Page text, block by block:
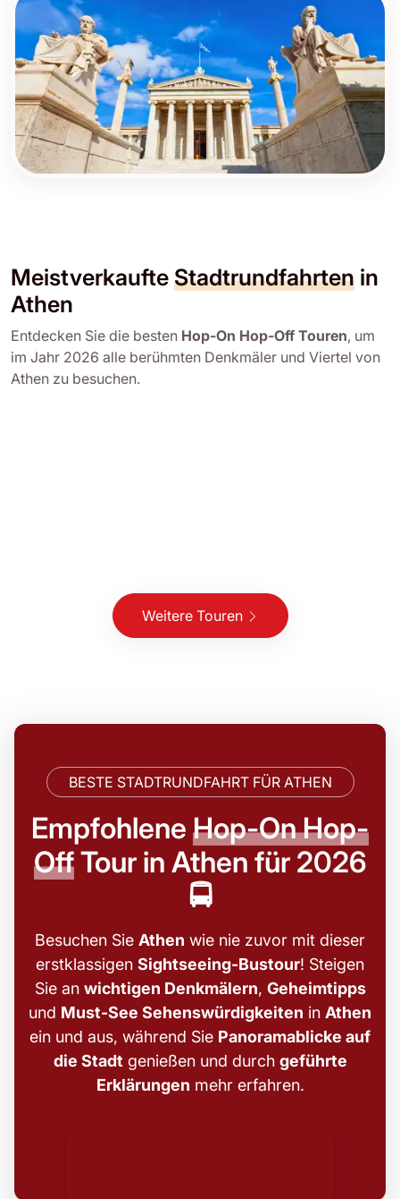
Meistverkaufte Stadtrundfahrten in
Athen
Entdecken Sie die besten Hop-On Hop-Off Touren, um
im Jahr 2026 alle berühmten Denkmäler und Viertel von
Athen zu besuchen.
Weitere Touren
BESTE STADTRUNDFAHRT FÜR ATHEN
Empfohlene Hop-On Hop-
OffTour in Athen für 2026
🚍
Besuchen Sie Athen wie nie zuvor mit dieser
erstklassigen Sightseeing-Bustour! Steigen
Sie an wichtigen Denkmälern, Geheimtipps
und Must-See Sehenswürdigkeiten in Athen
ein und aus, während Sie Panoramablicke auf
die Stadt genießen und durch geführte
Erklärungen mehr erfahren.